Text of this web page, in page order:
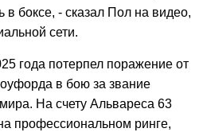
в боксе, - сказал Пол на видео,
сети.
года потерпел поражение от
в бою за звание
На счету Альвареса 63
профессиональном ринге,